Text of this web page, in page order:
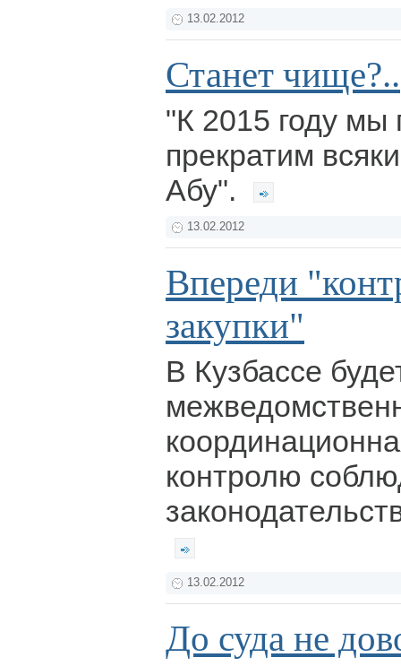
13.02.2012
Станет чище?..
"К 2015 году мы
прекратим
Абу".
13.02.2012
Впереди
закупки"
В Кузбассе
контролю
13.02.2012
До суда не